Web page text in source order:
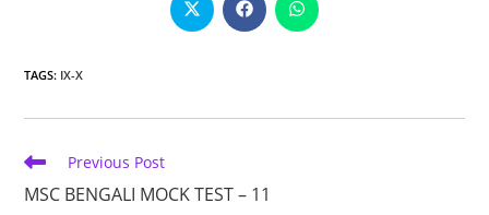
CONTENT
Opens
in
Opens
in
Opens
in
TAGS: IX-X
Read
articles
Previous Post
MSC BENGALI MOCK TEST – 11